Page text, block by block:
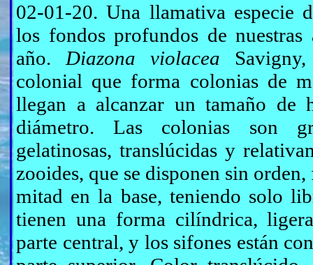
02-01-20. Una llamativa especie
los fondos profundos de nuestras
año. Diazona violacea
colonial que forma colonias de
llegan a alcanzar un tamaño de
diámetro. Las colonias son
gelatinosas, translúcidas y
zooides, que se disponen sin
mitad en la base, teniendo solo
tienen una forma cilíndrica,
parte central, y los sifones están